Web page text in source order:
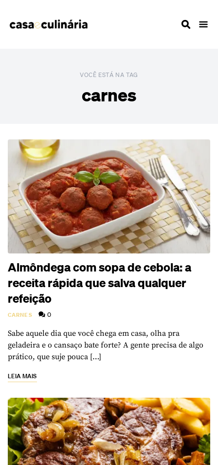
VOCÊ ESTÁ NA TAG
carnes
Almôndega com sopa de cebola: a
receita rápida que salva qualquer
refeição
CARNES 0
Sabe aquele dia que você chega em casa, olha pra
geladeira e o cansaço bate forte? A gente precisa de algo
prático, que suje pouca […]
LEIA MAIS